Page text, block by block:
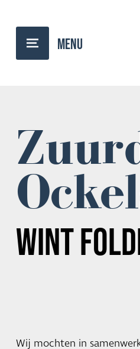
WINT
Wij mochten in